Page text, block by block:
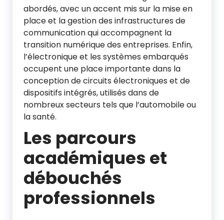
abordés, avec un accent mis sur la mise en
place et la gestion des infrastructures de
communication qui accompagnent la
transition numérique des entreprises. Enfin,
l’électronique et les systèmes embarqués
occupent une place importante dans la
conception de circuits électroniques et de
dispositifs intégrés, utilisés dans de
nombreux secteurs tels que l’automobile ou
la santé.
Les parcours
académiques et
débouchés
professionnels